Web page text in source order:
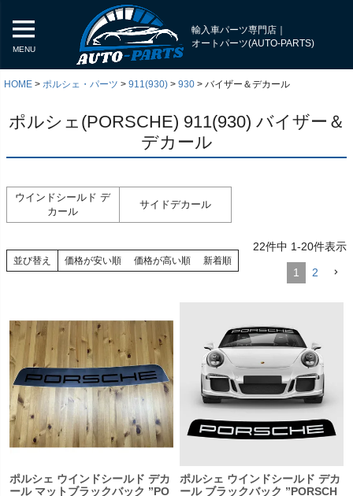
MENU
輸入車パーツ専門店｜
オートパーツ(AUTO-PARTS)
HOME ポルシェ・パーツ 911(930) 930 バイザー＆デカール
ポルシェ(PORSCHE) 911(930) バイザー＆
デカール
ウインドシールド デ
カール
サイドデカール
並び替え 価格が安い順 価格が高い順 新着順
22件中 1-20件表示
1 2
ポルシェ ウインドシールド デカ
ール マットブラックバック ”PO
ポルシェ ウインドシールド デカ
ール ブラックバック ”PORSCH